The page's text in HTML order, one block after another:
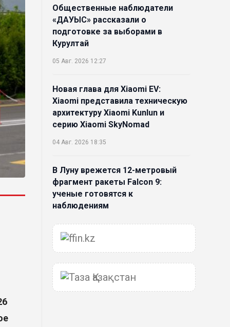
Общественные наблюдатели
«ДАУЫС» рассказали о
подготовке за выборами в
Курултай
05 Авг. 2026 12:27
Новая глава для Xiaomi EV:
Xiaomi представила техническую
архитектуру Xiaomi Kunlun и
серию Xiaomi SkyNomad
04 Авг. 2026 18:35
В Луну врежется 12-метровый
фрагмент ракеты Falcon 9:
ученые готовятся к
наблюдениям
03 Авг. 2026 15:49
Димаш Кудайберген выпустил
клип с красивой хореографией
на народную песню
31 Июл. 2026 14:11